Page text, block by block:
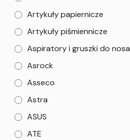
Artykuły papiernicze
Artykuły piśmiennicze
Aspiratory i gruszki do nosa
Asrock
Asseco
Astra
ASUS
ATE